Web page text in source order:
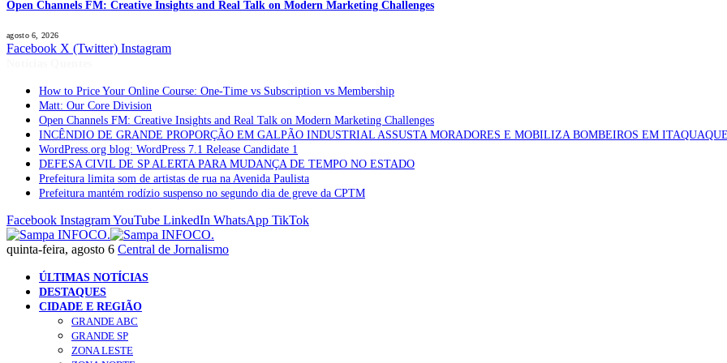
Open Channels FM: Creative Insights and Real Talk on Modern Marketing Challenges
agosto 6, 2026
Facebook X (Twitter) Instagram
How to Price Your Online Course: One-Time vs Subscription vs Membership
Matt: Our Core Division
Open Channels FM: Creative Insights and Real Talk on Modern Marketing Challenges
INCÊNDIO DE GRANDE PROPORÇÃO EM GALPÃO INDUSTRIAL ASSUSTA MORADORES E MOBILIZA BOMBEIROS EM
WordPress.org blog: WordPress 7.1 Release Candidate 1
DEFESA CIVIL DE SP ALERTA PARA MUDANÇA DE TEMPO NO ESTADO
Prefeitura limita som de artistas de rua na Avenida Paulista
Prefeitura mantém rodízio suspenso no segundo dia de greve da CPTM
Facebook InstagramYouTube LinkedIn WhatsApp TikTok
quinta-feira, agosto 6 Central de Jornalismo
ÚLTIMAS NOTÍCIAS
DESTAQUES
CIDADE E REGIÃO
GRANDE ABC
GRANDE SP
ZONA LESTE